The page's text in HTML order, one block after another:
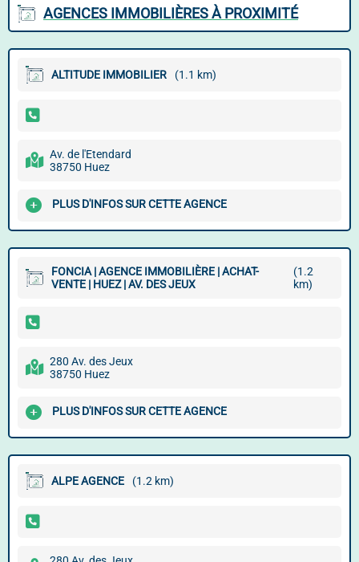
AGENCES IMMOBILIÈRES À PROXIMITÉ
ALTITUDE IMMOBILIER (1.1 km)
Av. de l'Etendard
38750 Huez
PLUS D'INFOS SUR CETTE AGENCE
FONCIA | AGENCE IMMOBILIÈRE | ACHAT-
VENTE | HUEZ | AV. DES JEUX
(1.2
km)
280 Av. des Jeux
38750 Huez
PLUS D'INFOS SUR CETTE AGENCE
ALPE AGENCE (1.2 km)